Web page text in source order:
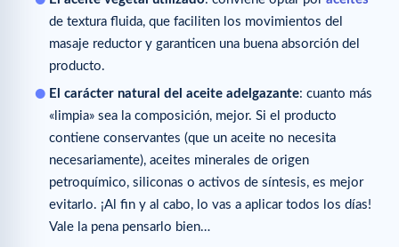
de textura fluida, que faciliten los movimientos del
masaje reductor y garanticen una buena absorción del
producto.
El carácter natural del aceite adelgazante: cuanto más
«limpia» sea la composición, mejor. Si el producto
contiene conservantes (que un aceite no necesita
necesariamente), aceites minerales de origen
petroquímico, siliconas o activos de síntesis, es mejor
evitarlo. ¡Al fin y al cabo, lo vas a aplicar todos los días!
Vale la pena pensarlo bien…